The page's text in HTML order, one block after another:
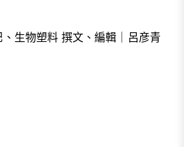
生物塑料 撰文、編輯｜呂彦青